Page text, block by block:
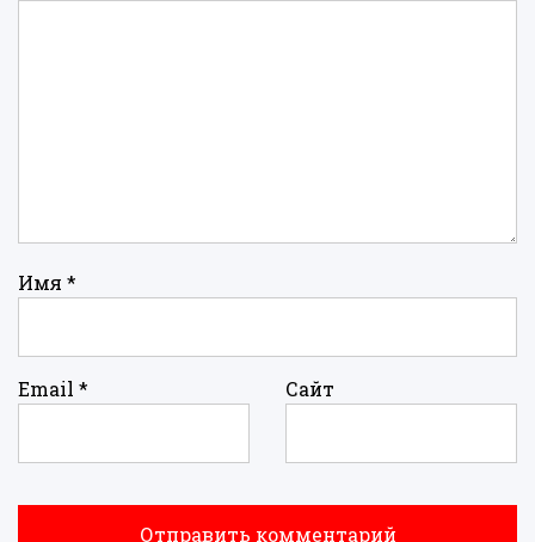
Имя *
Email * Сайт